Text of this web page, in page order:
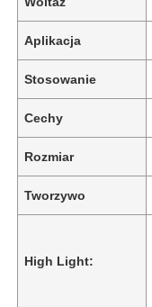
Aplikacja
Stosowanie
Cechy
Rozmiar
Tworzywo
High Light: